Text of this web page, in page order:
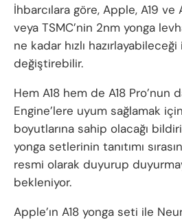
İhbarcılara göre, Apple, A19 ve
veya TSMC’nin 2nm yonga
ne kadar hızlı
değiştirebilir.
Hem A18 hem de A18 Pro’nun
Engine’lere uyum sağlamak
boyutlarına sahip olacağı
yonga setlerinin tanıtımı
resmi olarak duyurup
bekleniyor.
Apple’ın A18 yonga seti ile